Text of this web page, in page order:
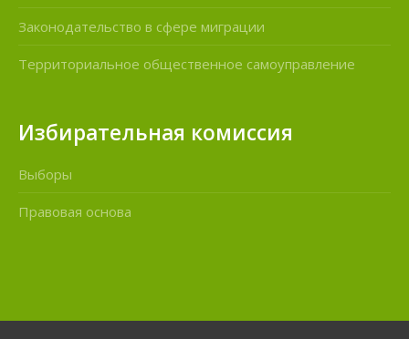
Законодательство в сфере миграции
Территориальное общественное самоуправление
Избирательная комиссия
Выборы
Правовая основа